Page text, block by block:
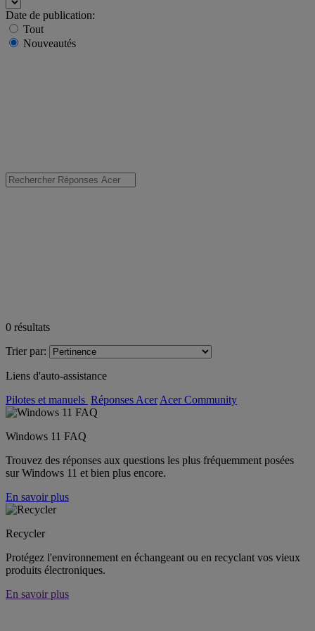
Date de publication:
Tout
Nouveautés
0 résultats
Trier par:
Liens d'auto-assistance
Pilotes et manuels Réponses Acer Acer Community
Windows 11 FAQ
Trouvez des réponses aux questions les plus fréquemment posées
sur Windows 11 et bien plus encore.
En savoir plus
Recycler
Protégez l'environnement en échangeant ou en recyclant vos vieux
produits électroniques.
En savoir plus